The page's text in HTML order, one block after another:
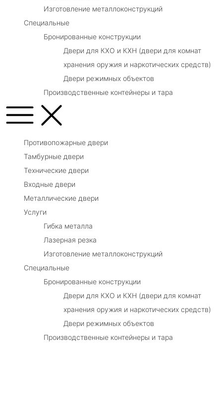
Изготовление металлоконструкций
Специальные
Бронированные конструкции
Двери для КХО и КХН (двери для комнат
хранения оружия и наркотических средств)
Двери режимных объектов
Производственные контейнеры и тара
Противопожарные двери
Тамбурные двери
Технические двери
Входные двери
Металлические двери
Услуги
Гибка металла
Лазерная резка
Изготовление металлоконструкций
Специальные
Бронированные конструкции
Двери для КХО и КХН (двери для комнат
хранения оружия и наркотических средств)
Двери режимных объектов
Производственные контейнеры и тара